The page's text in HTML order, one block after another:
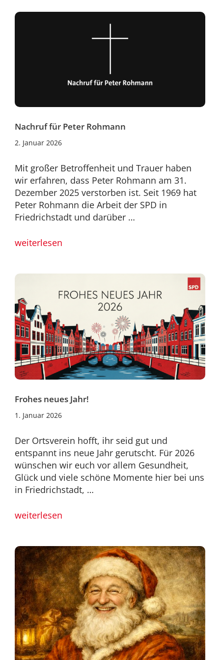
Nachruf für Peter Rohmann
2. Januar 202619.
2026
Mit großer Betroffenheit und Trauer haben
wir erfahren, dass Peter Rohmann am 31.
Dezember 2025 verstorben ist. Seit 1969 hat
Peter Rohmann die Arbeit der SPD in
Friedrichstadt und darüber …
weiterlesen
Frohes neues Jahr!
1. Januar 20262.
2026
Der Ortsverein hofft, ihr seid gut und
entspannt ins neue Jahr gerutscht. Für 2026
wünschen wir euch vor allem Gesundheit,
Glück und viele schöne Momente hier bei uns
in Friedrichstadt, …
weiterlesen